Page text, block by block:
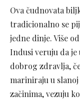
Ova čudnovata
tradicionalno se
jedne dinje. Više
Indusi veruju da
dobrog zdravlja,
mariniraju u
začinima, vezuju